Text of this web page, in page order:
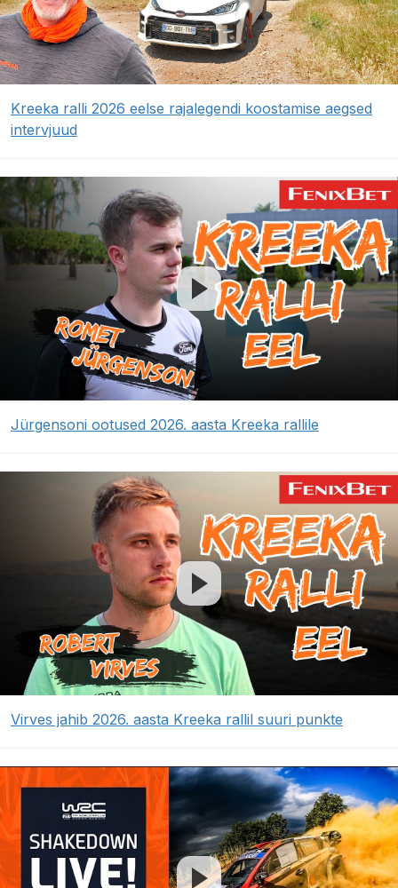
Kreeka ralli 2026 eelse rajalegendi koostamise aegsed
intervjuud
Jürgensoni ootused 2026. aasta Kreeka rallile
Virves jahib 2026. aasta Kreeka rallil suuri punkte